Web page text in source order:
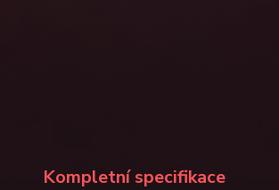
Kompletní specifikace